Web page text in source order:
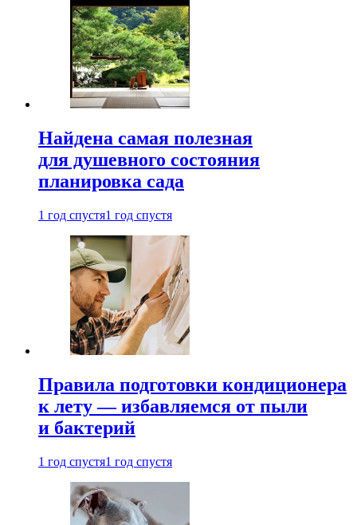
Найдена самая полезная
для душевного состояния
планировка сада
1 год спустя1 год спустя
Правила подготовки кондиционера
к лету — избавляемся от пыли
и бактерий
1 год спустя1 год спустя